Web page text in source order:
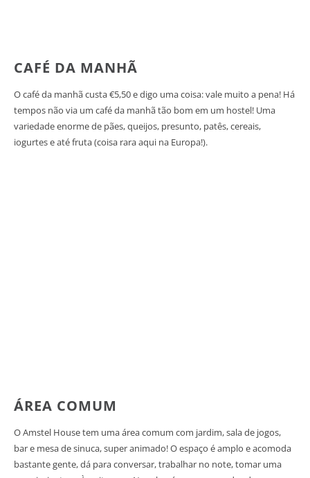
CAFÉ DA MANHÃ
O café da manhã custa €5,50 e digo uma coisa: vale muito a pena! Há
tempos não via um café da manhã tão bom em um hostel! Uma
variedade enorme de pães, queijos, presunto, patês, cereais,
iogurtes e até fruta (coisa rara aqui na Europa!).
ÁREA COMUM
O Amstel House tem uma área comum com jardim, sala de jogos,
bar e mesa de sinuca, super animado! O espaço é amplo e acomoda
bastante gente, dá para conversar, trabalhar no note, tomar uma